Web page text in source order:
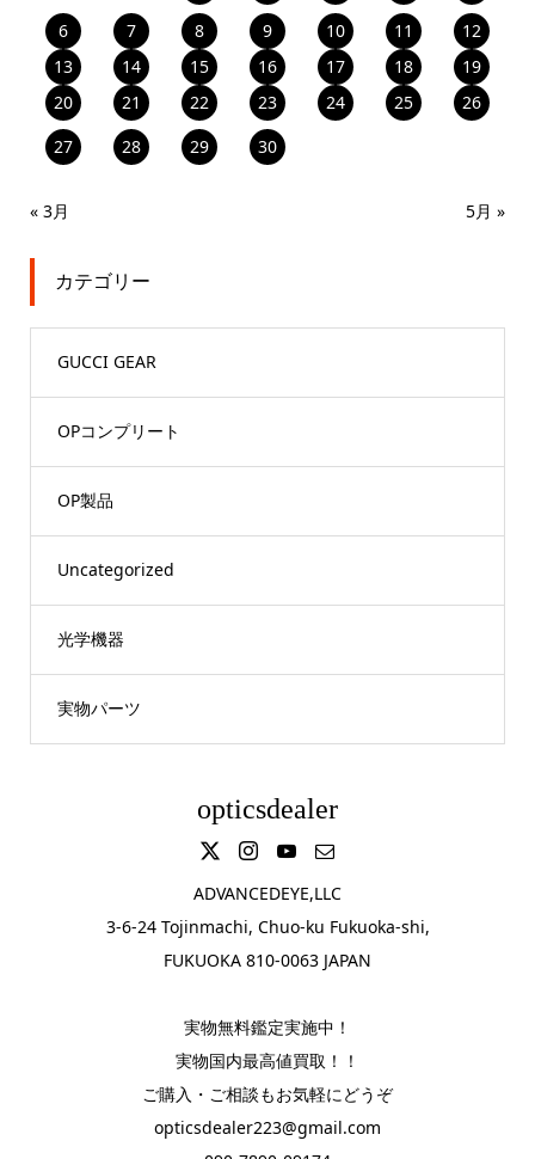
6
7 8 9 10 11
12
13
14 15 16 17 18
19
20
21 22 23 24 25
26
27
28 29 30
« 3月 5月 »
カテゴリー
GUCCI GEAR
OPコンプリート
OP製品
Uncategorized
光学機器
実物パーツ
opticsdealer
ADVANCEDEYE,LLC
3-6-24 Tojinmachi, Chuo-ku Fukuoka-shi,
FUKUOKA 810-0063 JAPAN
実物無料鑑定実施中！
実物国内最高値買取！！
ご購入・ご相談もお気軽にどうぞ
opticsdealer223@gmail.com